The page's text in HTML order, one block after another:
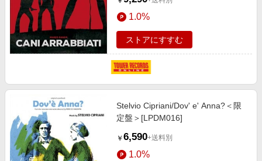
1.0%
ストアにすすむ
Stelvio Cipriani/Dov' e' Anna?＜限
定盤＞[LPDM016]
￥ 6,590+送料別
1.0%